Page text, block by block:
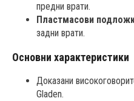
предни врати.
Пластмасови
задни врати.
Основни характеристики
Доказани
Gladen.